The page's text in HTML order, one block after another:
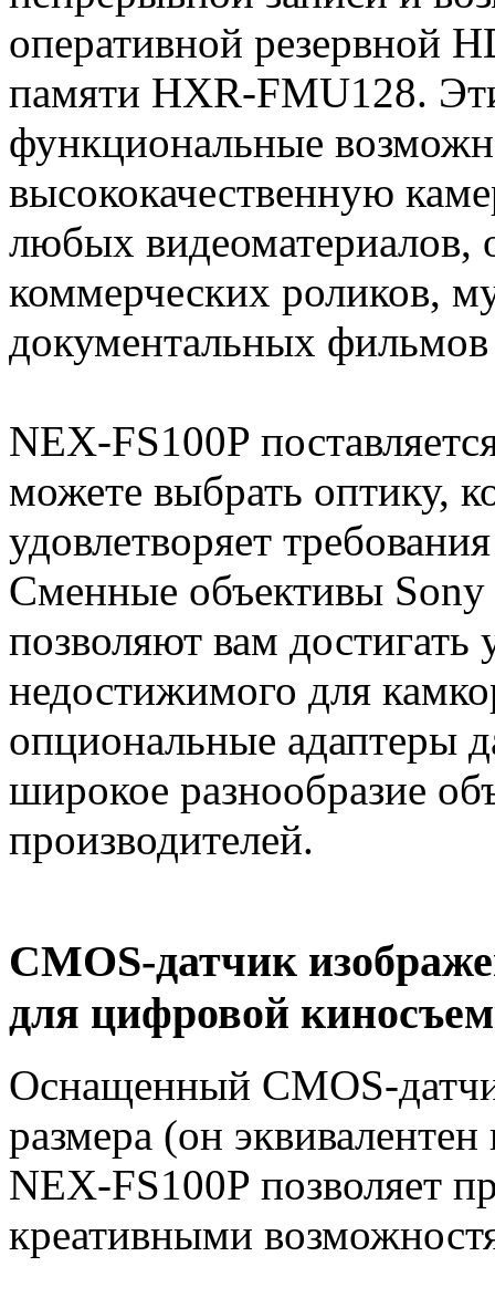
оперативной резервной
памяти HXR-FMU128.
функциональные
высококачественную
любых
коммерческих роликов,
документальных
NEX-FS100P
можете выбрать оптику,
удовлетворяет
Сменные объективы
позволяют вам достигать
недостижимого для
опциональные адаптеры
широкое разнообразие
производителей.
CMOS-датчик
для цифровой
Оснащенный CMOS-
размера (он
NEX-FS100P позволяет
креативными